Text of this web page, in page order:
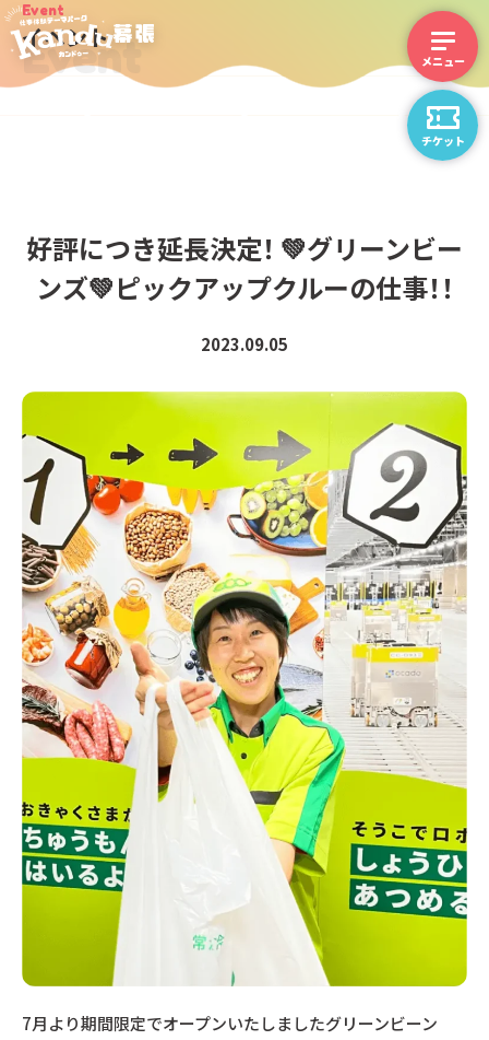
チケット
Event
Event
イベント
好評につき延長決定！ 💚グリーンビー
ンズ💚ピックアップクルーの仕事！！
2023.09.05
7月より期間限定でオープンいたしましたグリーンビーン